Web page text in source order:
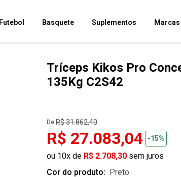
Futebol Basquete Suplementos Marcas
Tríceps Kikos Pro
135Kg C2S42
De:R$ 31.862,40
R$ 27.083,04 -15%
ou 10x de R$ 2.708,30 sem juros
Cor do produto:
preto